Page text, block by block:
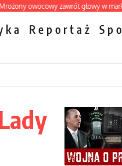
zawrót głowy w marketach
Reportaż